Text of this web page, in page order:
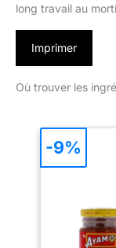
long travail au
Imprimer
Où trouver les
-9%